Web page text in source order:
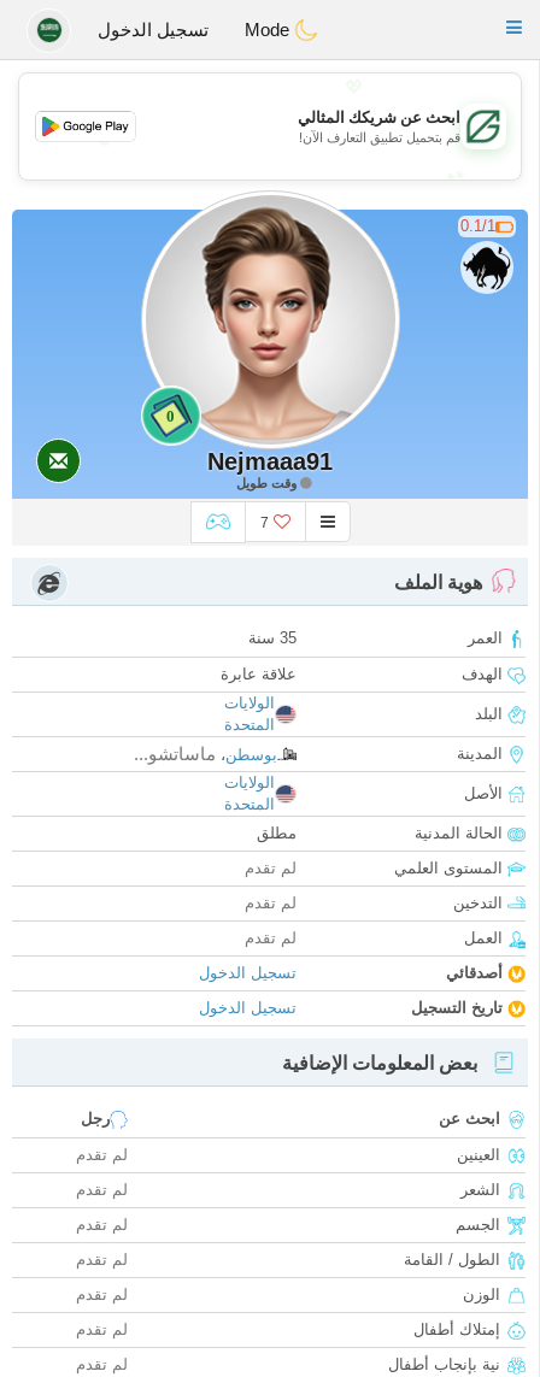
GulfDating
Toggle
تسجيل الدخول
💖
💕
ابحث عن شريكك المثالي
قم بتحميل تطبيق التعارف الآن!
0.1/1
0
Nejmaaa91
وقت طويل
7
هوية الملف
العمر
35 سنة
الهدف
علاقة عابرة
البلد
الولايات
المتحدة
المدينة
بوسطن، ماساتشو...
الأصل
الولايات
المتحدة
الحالة المدنية
مطلق
المستوى العلمي
لم تقدم
التدخين
لم تقدم
العمل
لم تقدم
أصدقائي
تسجيل الدخول
تاريخ التسجيل
تسجيل الدخول
بعض المعلومات الإضافية
ابحث عن
رجل
العينين
لم تقدم
الشعر
لم تقدم
الجسم
لم تقدم
الطول / القامة
لم تقدم
الوزن
لم تقدم
إمتلاك أطفال
لم تقدم
نية بإنجاب أطفال
لم تقدم